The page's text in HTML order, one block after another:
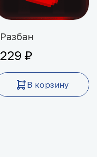
Разбан
229 ₽
В корзину